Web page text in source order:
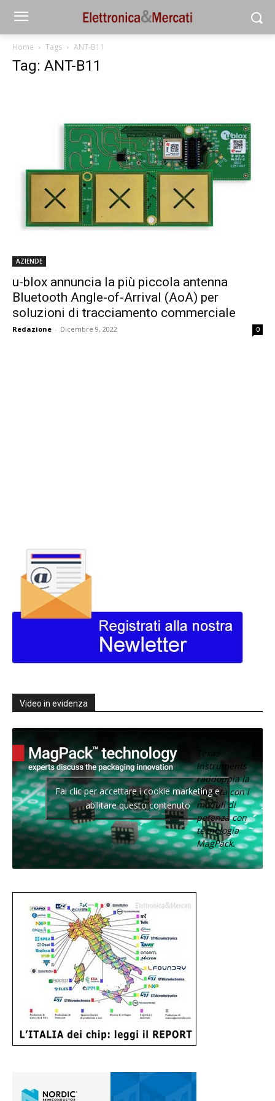
Home Tags ANT-B11
Tag: ANT-B11
AZIENDE
u-blox annuncia la più piccola antenna
Bluetooth Angle-of-Arrival (AoA) per
soluzioni di tracciamento commerciale
Redazione - Dicembre 9, 2022 0
Video in evidenza
Texas
Instruments
raddoppia la
densità con i
moduli di
potenza con
tecnologia
MagPack.
Fai clic per accettare i cookie marketing e
abilitare questo contenuto